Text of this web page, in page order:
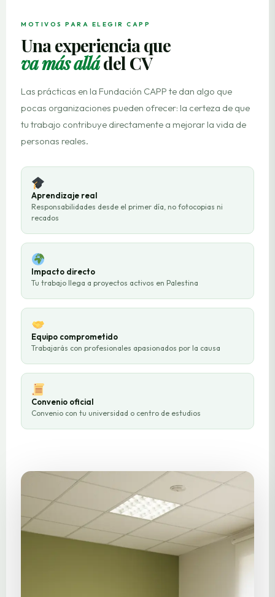
MOTIVOS PARA ELEGIR CAPP
Una experiencia que
va más alládel CV
Las prácticas en la Fundación CAPP te dan algo que
pocas organizaciones pueden ofrecer: la certeza de que
tu trabajo contribuye directamente a mejorar la vida de
personas reales.
Aprendizaje real
Responsabilidades desde el primer día, no fotocopias ni
recados
Impacto directo
Tu trabajo llega a proyectos activos en Palestina
Equipo comprometido
Trabajarás con profesionales apasionados por la causa
Convenio oficial
Convenio con tu universidad o centro de estudios